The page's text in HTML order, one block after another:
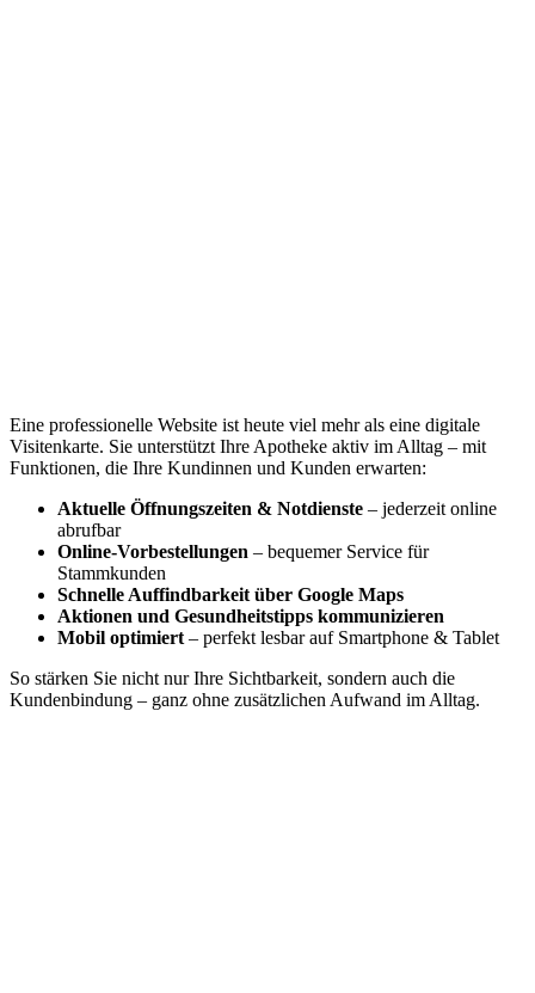
Eine professionelle Website ist heute viel mehr als eine digitale
Visitenkarte. Sie unterstützt Ihre Apotheke aktiv im Alltag – mit
Funktionen, die Ihre Kundinnen und Kunden erwarten:
Aktuelle Öffnungszeiten & Notdienste – jederzeit online
abrufbar
Online-Vorbestellungen – bequemer Service für
Stammkunden
Schnelle Auffindbarkeit über Google Maps
Aktionen und Gesundheitstipps kommunizieren
Mobil optimiert – perfekt lesbar auf Smartphone & Tablet
So stärken Sie nicht nur Ihre Sichtbarkeit, sondern auch die
Kundenbindung – ganz ohne zusätzlichen Aufwand im Alltag.